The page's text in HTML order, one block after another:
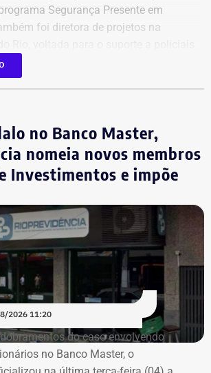
Segurança Presente em
foi diretora de projetos na
de agentes falecidos.
Wilson Witzel, mas o político
para apoiar a campanha de Anthony
Lauro Jardim, do jornal “O Globo”.
no Banco Master,
nomeia novos membros
Investimentos e impõe
2026 11:20
do caso envolvendo
no Banco Master, o